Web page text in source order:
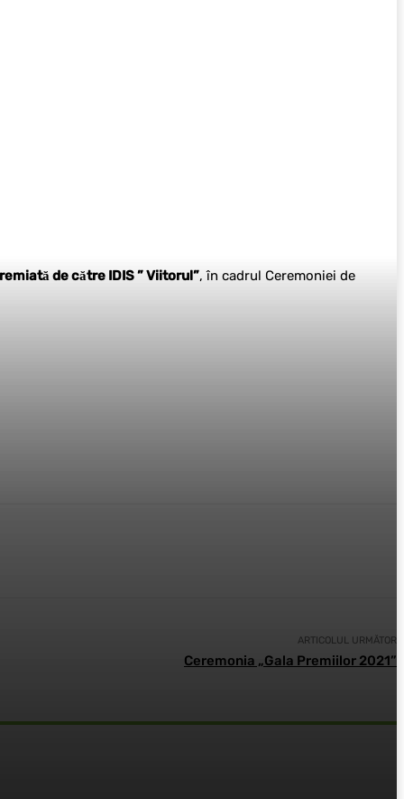
de către IDIS ” Viitorul”, în cadrul Ceremoniei de
ARTICOLUL URMĂTOR
Ceremonia „Gala Premiilor 2021”